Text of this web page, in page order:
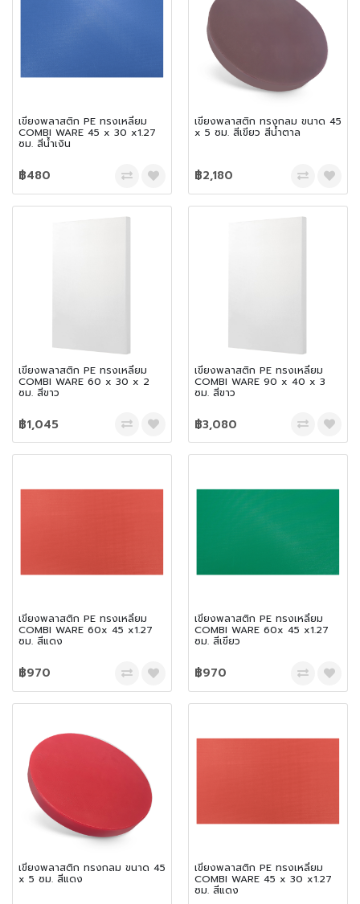
เขียงพลาสติก PE ทรงเหลี่ยม
COMBI WARE 45 x 30 x1.27
ซม. สีน้ำเงิน
฿480
เขียงพลาสติก ทรงกลม ขนาด 45
x 5 ซม. สีเขียว สีน้ำตาล
฿2,180
เขียงพลาสติก PE ทรงเหลี่ยม
COMBI WARE 60 x 30 x 2
ซม. สีขาว
฿1,045
เขียงพลาสติก PE ทรงเหลี่ยม
COMBI WARE 90 x 40 x 3
ซม. สีขาว
฿3,080
เขียงพลาสติก PE ทรงเหลี่ยม
COMBI WARE 60x 45 x1.27
ซม. สีแดง
฿970
เขียงพลาสติก PE ทรงเหลี่ยม
COMBI WARE 60x 45 x1.27
ซม. สีเขียว
฿970
เขียงพลาสติก ทรงกลม ขนาด 45
x 5 ซม. สีแดง
เขียงพลาสติก PE ทรงเหลี่ยม
COMBI WARE 45 x 30 x1.27
ซม. สีแดง